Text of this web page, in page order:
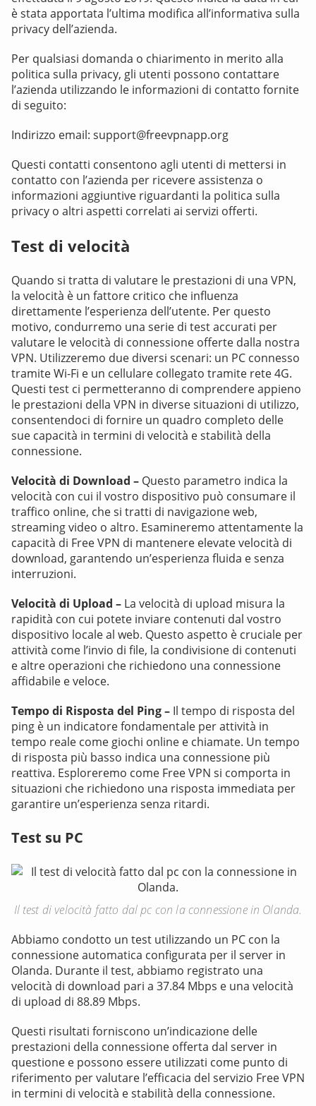
è stata apportata l’ultima modifica all’informativa sulla
privacy dell’azienda.
Per qualsiasi domanda o chiarimento in merito alla
politica sulla privacy, gli utenti possono contattare
l’azienda utilizzando le informazioni di contatto fornite
di seguito:
Indirizzo email: support@freevpnapp.org
Questi contatti consentono agli utenti di mettersi in
contatto con l’azienda per ricevere assistenza o
informazioni aggiuntive riguardanti la politica sulla
privacy o altri aspetti correlati ai servizi offerti.
Test di velocità
Quando si tratta di valutare le prestazioni di una VPN,
la velocità è un fattore critico che influenza
direttamente l’esperienza dell’utente. Per questo
motivo, condurremo una serie di test accurati per
valutare le velocità di connessione offerte dalla nostra
VPN. Utilizzeremo due diversi scenari: un PC connesso
tramite Wi-Fi e un cellulare collegato tramite rete 4G.
Questi test ci permetteranno di comprendere appieno
le prestazioni della VPN in diverse situazioni di utilizzo,
consentendoci di fornire un quadro completo delle
sue capacità in termini di velocità e stabilità della
connessione.
Velocità di Download – Questo parametro indica la
velocità con cui il vostro dispositivo può consumare il
traffico online, che si tratti di navigazione web,
streaming video o altro. Esamineremo attentamente la
capacità di Free VPN di mantenere elevate velocità di
download, garantendo un’esperienza fluida e senza
interruzioni.
Velocità di Upload – La velocità di upload misura la
rapidità con cui potete inviare contenuti dal vostro
dispositivo locale al web. Questo aspetto è cruciale per
attività come l’invio di file, la condivisione di contenuti
e altre operazioni che richiedono una connessione
affidabile e veloce.
Tempo di Risposta del Ping – Il tempo di risposta del
ping è un indicatore fondamentale per attività in
tempo reale come giochi online e chiamate. Un tempo
di risposta più basso indica una connessione più
reattiva. Esploreremo come Free VPN si comporta in
situazioni che richiedono una risposta immediata per
garantire un’esperienza senza ritardi.
Test su PC
Il test di velocità fatto dal pc con la connessione in Olanda.
Abbiamo condotto un test utilizzando un PC con la
connessione automatica configurata per il server in
Olanda. Durante il test, abbiamo registrato una
velocità di download pari a 37.84 Mbps e una velocità
di upload di 88.89 Mbps.
Questi risultati forniscono un’indicazione delle
prestazioni della connessione offerta dal server in
questione e possono essere utilizzati come punto di
riferimento per valutare l’efficacia del servizio Free VPN
in termini di velocità e stabilità della connessione.